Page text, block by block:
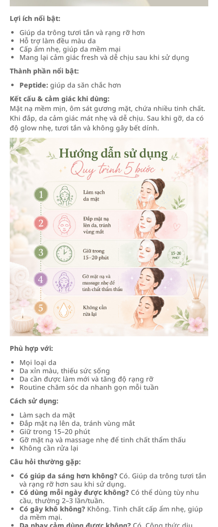
Lợi ích nổi bật:
Giúp da trông tươi tắn và rạng rỡ hơn
Hỗ trợ làm đều màu da
Cấp ẩm nhẹ, giúp da mềm mại
Mang lại cảm giác fresh và dễ chịu sau khi sử dụng
Thành phần nổi bật:
Peptide: giúp da săn chắc hơn
Kết cấu & cảm giác khi dùng:
Mặt nạ mềm mịn, ôm sát gương mặt, chứa nhiều tinh chất.
Khi đắp, da cảm giác mát nhẹ và dễ chịu. Sau khi gỡ, da có
độ glow nhẹ, tươi tắn và không gây bết dính.
Phù hợp với:
Mọi loại da
Da xỉn màu, thiếu sức sống
Da cần được làm mới và tăng độ rạng rỡ
Routine chăm sóc da nhanh gọn mỗi tuần
Cách sử dụng:
Làm sạch da mặt
Đắp mặt nạ lên da, tránh vùng mắt
Giữ trong 15–20 phút
Gỡ mặt nạ và massage nhẹ để tinh chất thẩm thấu
Không cần rửa lại
Câu hỏi thường gặp:
Có giúp da sáng hơn không? Có. Giúp da trông tươi tắn
và rạng rỡ hơn sau khi sử dụng.
Có dùng mỗi ngày được không? Có thể dùng tùy nhu
cầu, thường 2–3 lần/tuần.
Có gây khô không? Không. Tinh chất cấp ẩm nhẹ, giúp
da mềm mại.